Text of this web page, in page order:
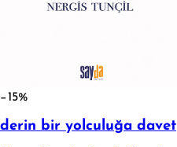
−15%
derin bir yolculuğa davet